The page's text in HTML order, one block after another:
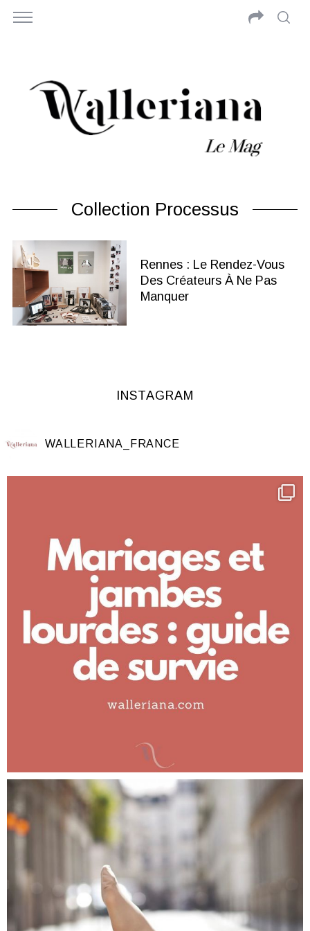
Collection Processus
Rennes : Le Rendez-Vous
Des Créateurs À Ne Pas
Manquer
INSTAGRAM
WALLERIANA_FRANCE